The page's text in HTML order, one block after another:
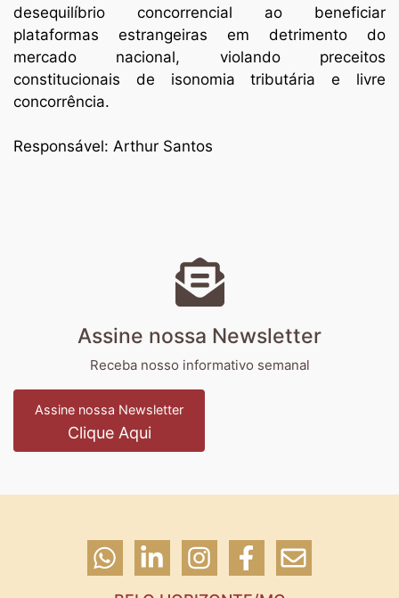
desequilíbrio concorrencial ao beneficiar
plataformas estrangeiras em detrimento do
mercado nacional, violando preceitos
constitucionais de isonomia tributária e livre
concorrência.
Responsável: Arthur Santos
Assine nossa Newsletter
Receba nosso informativo semanal
Assine nossa Newsletter
Clique Aqui